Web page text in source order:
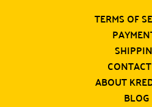
TERMS OF
ABOUT
BLOG